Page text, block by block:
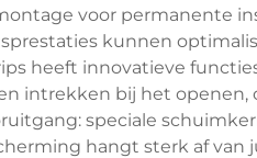
voor permanente
kunnen
heeft innovatieve
intrekken bij het
speciale
hangt sterk af